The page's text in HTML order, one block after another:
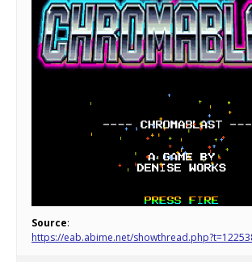
Source:
https://eab.abime.net/